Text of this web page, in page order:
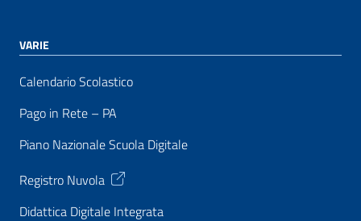
VARIE
Calendario Scolastico
Pago in Rete – PA
Piano Nazionale Scuola Digitale
Registro Nuvola
Didattica Digitale Integrata